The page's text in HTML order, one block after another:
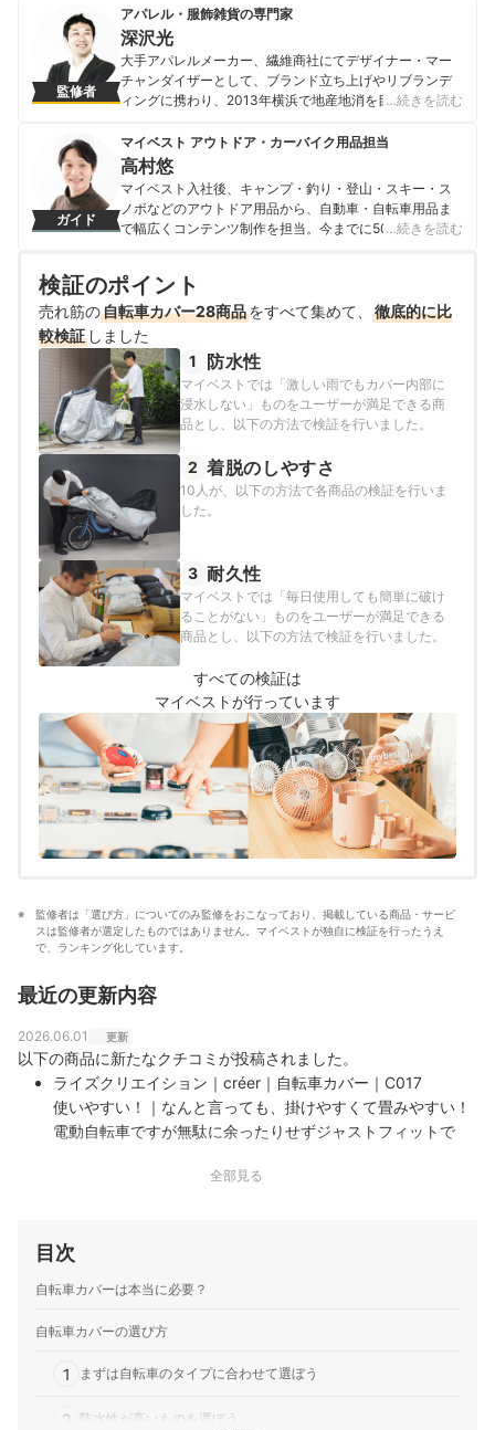
論ずる。著書『電動アシスト自転車を使いつくす本』
（東京書籍）『自転車生活の愉しみ』（朝日新聞出版）
『ものぐさ自転車の悦楽』（マガジンハウス）など多
数。メールマガジン「疋田智の週刊自転車ツーキニス
ト」は、2006年のメルマガ・オブ・ザ・イヤー総合大賞
を受賞。
監修者
アパレル・服飾雑貨の専門家
深沢光
大手アパレルメーカー、繊維商社にてデザイナー・マー
チャンダイザーとして、ブランド立ち上げやリブランデ
ィングに携わり、2013年横浜で地産地消を目的としたフ
創業。2019年デザインラボ株式会社設立。同社の代表取
締役／クリエイティブ／ディレクター／デザイナー。企
業向けファッション・スポーツ・ユニフォーム・サイク
ル製品等のブランディング、マーケティング・デザイン
支援を行う。
深沢光のプロフィール
…続きを読む
ガイド
マイベスト アウトドア・カーバイク用品担当
高村悠
マイベスト入社後、キャンプ・釣り・登山・スキー・ス
ノボなどのアウトドア用品から、自動車・自転車用品ま
で幅広くコンテンツ制作を担当。今までに500以上の商
たりの選択肢を提案すること」をモットーに、コンテン
ツ制作を行なっている。
高村悠のプロフィール
…続きを読む
検証のポイント
売れ筋の自転車カバー28商品をすべて集めて、
徹底的に比
較検証 しました
1
防水性
マイベストでは「激しい雨でもカバー内部に
浸水しない」ものをユーザーが満足できる商
品とし、以下の方法で検証を行いました。
2 着脱のしやすさ
10人が、以下の方法で各商品の検証を行いま
した。
3 耐久性
マイベストでは「毎日使用しても簡単に破け
ることがない」ものをユーザーが満足できる
商品とし、以下の方法で検証を行いました。
すべての検証は
マイベストが行っています
監修者は「選び方」についてのみ監修をおこなっており、掲載している商品・サービ
スは監修者が選定したものではありません。マイベストが独自に検証を行ったうえ
で、ランキング化しています。
最近の更新内容
2026.06.01 更新
以下の商品に新たなクチコミが投稿されました。
ライズクリエイション｜créer｜自転車カバー｜C017
使いやすい！｜なんと言っても、掛けやすくて畳みやすい！
電動自転車ですが無駄に余ったりせずジャストフィットで
ないような仕掛けもしっかりしているので安心です。また、
全部見る
目次
自転車カバーは本当に必要？
自転車カバーの選び方
1 まずは自転車のタイプに合わせて選ぼう
2 防水性が高いものを選ぼう